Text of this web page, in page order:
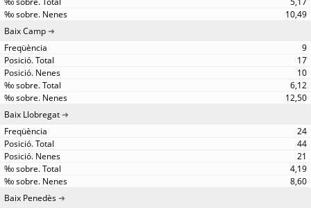
10,49
Baix Camp
9
17
10
6,12
12,50
Baix Llobregat
24
44
21
4,19
8,60
Baix Penedès